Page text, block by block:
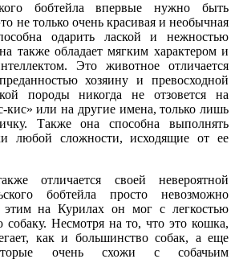
бобтейла впервые нужно быть
не только очень красивая и необычная
одарить лаской и нежностью
также обладает мягким характером и
Это животное отличается
хозяину и превосходной
породы никогда не отзовется на
кис» или на другие имена, только лишь
Также она способна выполнять
любой сложности, исходящие от ее
отличается своей невероятной
бобтейла просто невозможно
этим на Курилах он мог с легкостью
собаку. Несмотря на то, что это кошка,
как и большинство собак, а еще
очень схожи с собачьим